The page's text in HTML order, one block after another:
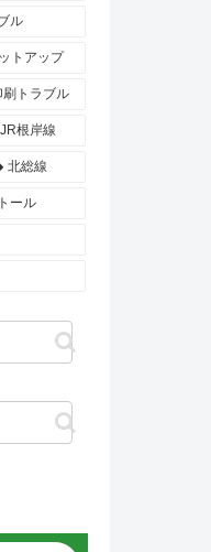
ル
トアップ
刷トラブル
JR根岸線
北総線
ール